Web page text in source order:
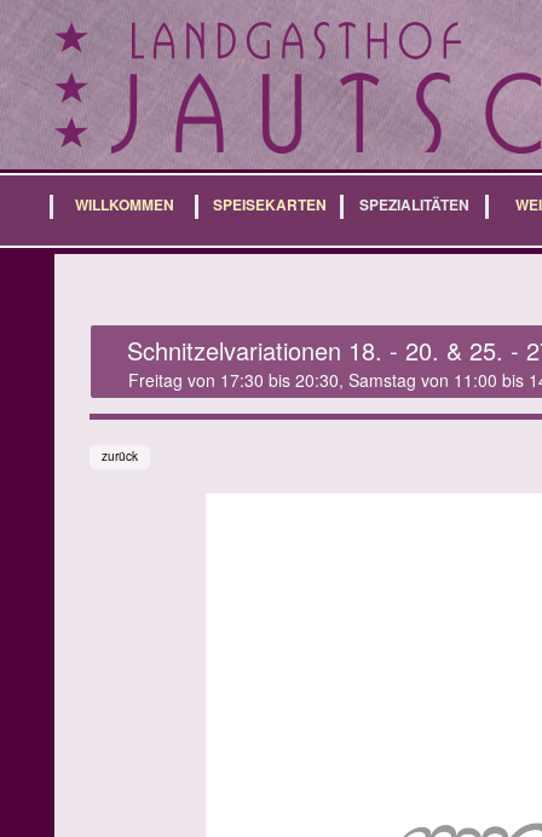
WILLKOMMEN SPEISEKARTEN SPEZIALITÄTEN
zurück
Schnitzelvariationen 18. - 20. & 25. -
Freitag von 17:30 bis 20:30, Samstag von 11:00 bis